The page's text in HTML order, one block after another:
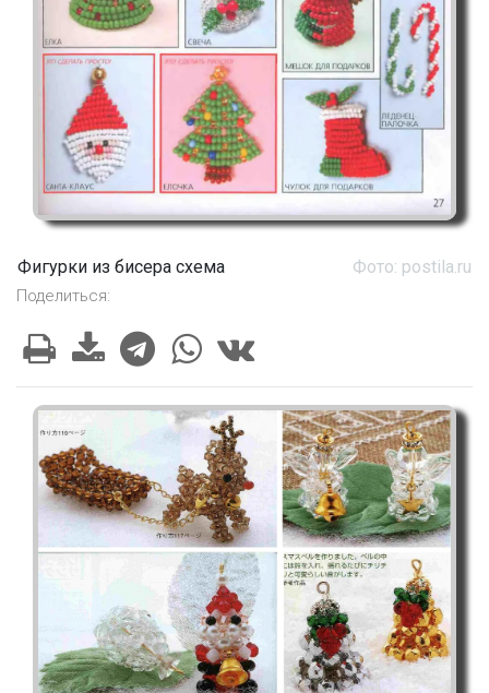
Фигурки из бисера схема Фото: postila.ru
Поделиться: